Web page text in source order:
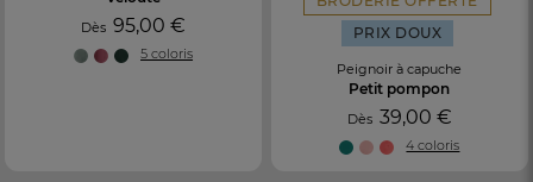
Dès95,00 €
5 coloris
PRIX DOUX
Peignoir à capuche
Petit pompon
Dès 39,00 €
4 coloris